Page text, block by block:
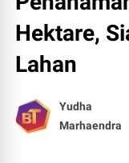
Hektare,
Lahan
Yudha
Marhaendra